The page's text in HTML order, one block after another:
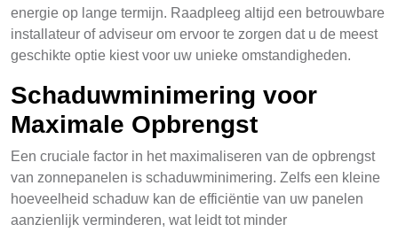
energie op lange termijn. Raadpleeg altijd een betrouwbare
installateur of adviseur om ervoor te zorgen dat u de meest
geschikte optie kiest voor uw unieke omstandigheden.
Schaduwminimering voor
Maximale Opbrengst
Een cruciale factor in het maximaliseren van de opbrengst
van zonnepanelen is schaduwminimering. Zelfs een kleine
hoeveelheid schaduw kan de efficiëntie van uw panelen
aanzienlijk verminderen, wat leidt tot minder